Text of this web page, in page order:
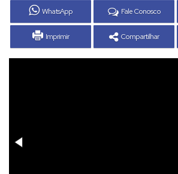
WhatsApp Fale Conosco
Imprimir Compartilhar